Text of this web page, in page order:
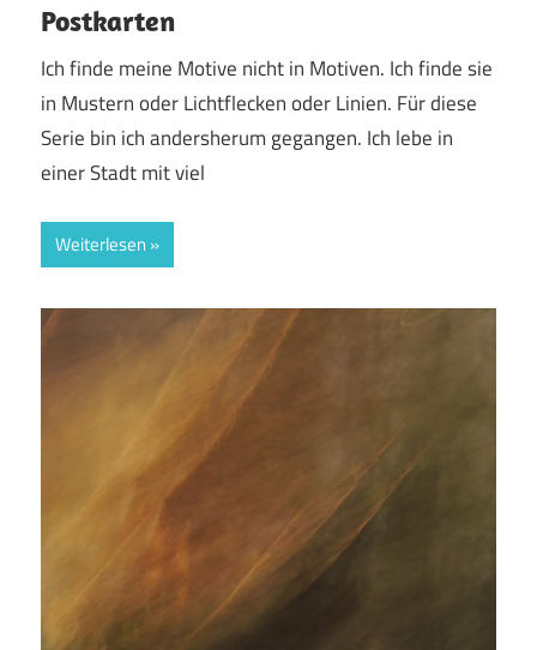
Postkarten
Ich finde meine Motive nicht in Motiven. Ich finde sie
in Mustern oder Lichtflecken oder Linien. Für diese
Serie bin ich andersherum gegangen. Ich lebe in
einer Stadt mit viel
Weiterlesen